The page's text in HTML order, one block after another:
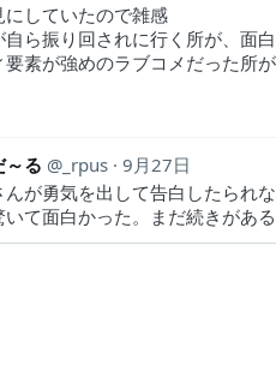
にしていたので雑感
自ら振り回されに行く所が、面
要素が強めのラブコメだった所
～る _rpus
9月27日
んが勇気を出して告白したられ
いて面白かった。まだ続きがあ